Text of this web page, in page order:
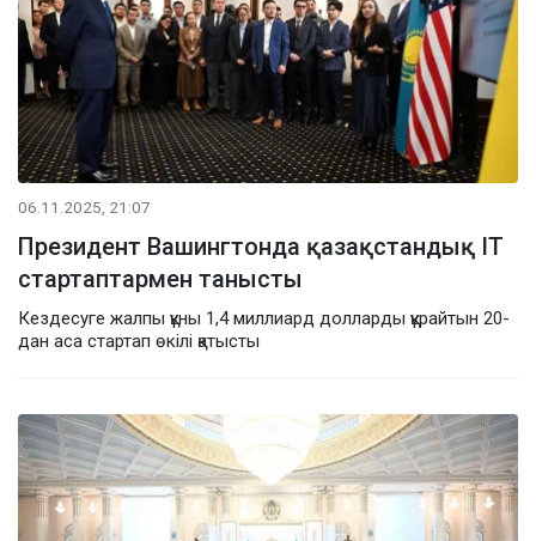
06.11.2025, 21:07
Президент Вашингтонда қазақстандық ІТ
стартаптармен танысты
Кездесуге жалпы құны 1,4 миллиард долларды құрайтын 20-
дан аса стартап өкілі қатысты